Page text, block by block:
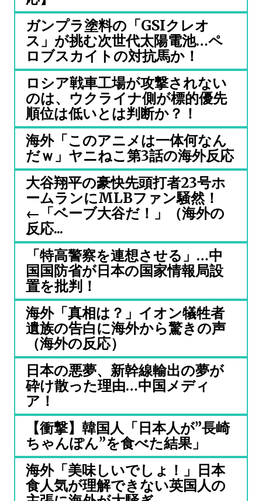
ガンプラ塗料の「GSIクレオ
ス」が挑む次世代太陽電池…ペ
ロブスカイトの対抗馬か！
ロシア戦車工場が攻撃されない
のは、ウクライナ側が標的優先
順位は低いとは判断か？！
海外「このアニメは一体何なん
だｗ」ヤニねこ第3話の海外反応
大谷翔平の豪快先頭打者23号ホ
ームランにMLBファン騒然！
←「ベーブ大谷だ！」（海外の
反応...
「特高警察を連想させる」…中
国国防省が日本の国家情報局設
置を批判！
海外「真相は？」イオン犠牲者
遺族の告白に海外から驚きの声
（海外の反応）
日本の悪夢、新幹線輸出の夢が
砕け散った理由…中国メディ
ア！
【衝撃】韓国人「日本人が”長崎
ちゃんぽん”を食べた結果」
海外「美味しいでしょ！」日本
食人気が理解できない英国人の